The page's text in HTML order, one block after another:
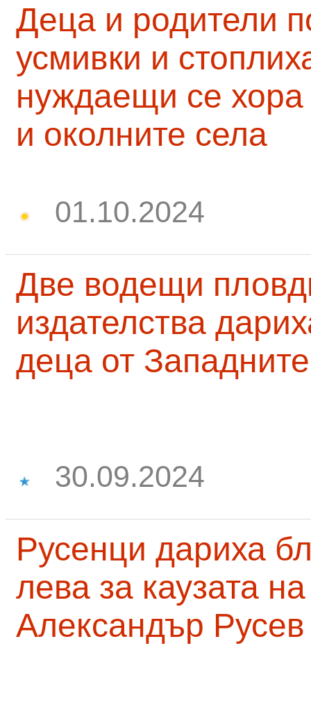
Деца и родители
усмивки и
нуждаещи се
и околните села
01.10.2024
Две водещи
издателства
деца от
30.09.2024
Русенци дариха
лева за каузата
Александър Русев